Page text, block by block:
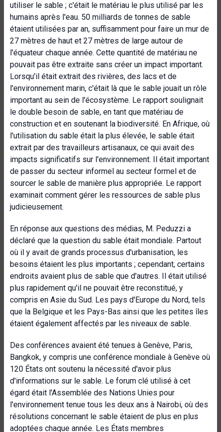
utiliser le sable ; c'était le matériau le plus utilisé par les
humains après l'eau. 50 milliards de tonnes de sable
étaient utilisées par an, suffisamment pour faire un mur de
27 mètres de haut et 27 mètres de large autour de
l'équateur chaque année. Cette quantité de matériau ne
pouvait pas être extraite sans créer un impact important.
Lorsqu'il était extrait des rivières, des lacs et de
l'environnement marin, c'était là que le sable jouait un rôle
important au sein de l'écosystème. Le rapport soulignait
le double besoin de sable, en tant que matériau de
construction et en soutenant la biodiversité. En Afrique, où
l'utilisation du sable était la plus élevée, le sable était
extrait par des travailleurs artisanaux, ce qui avait des
impacts significatifs sur l'environnement. Il était important
de passer du secteur informel au secteur formel et de
sourcer le sable de manière plus appropriée. Le rapport
examinait comment gérer les ressources de sable plus
judicieusement.
En réponse aux questions des médias, M. Peduzzi a
déclaré que la question du sable était mondiale. Partout
où il y avait de grands processus d'urbanisation, les
besoins étaient les plus importants ; cependant, certains
endroits avaient plus de sable que d'autres. Il était utilisé
plus rapidement qu'il ne pouvait être reconstitué, y
compris en Asie du Sud. Les pays d'Europe du Nord, tels
que la Belgique et les Pays-Bas ainsi que les petites îles
étaient également affectés par les niveaux de sable.
Des conférences avaient été tenues à Genève, Paris,
Bangkok, y compris une conférence mondiale à Genève où
120 États ont soutenu la nécessité d'avoir plus
d'informations sur le sable. Le forum clé utilisé à cet
égard était l'Assemblée des Nations Unies pour
l'environnement tenue tous les deux ans à Nairobi, où des
résolutions concernant le sable étaient de plus en plus
adoptées chaque année. Les États membres